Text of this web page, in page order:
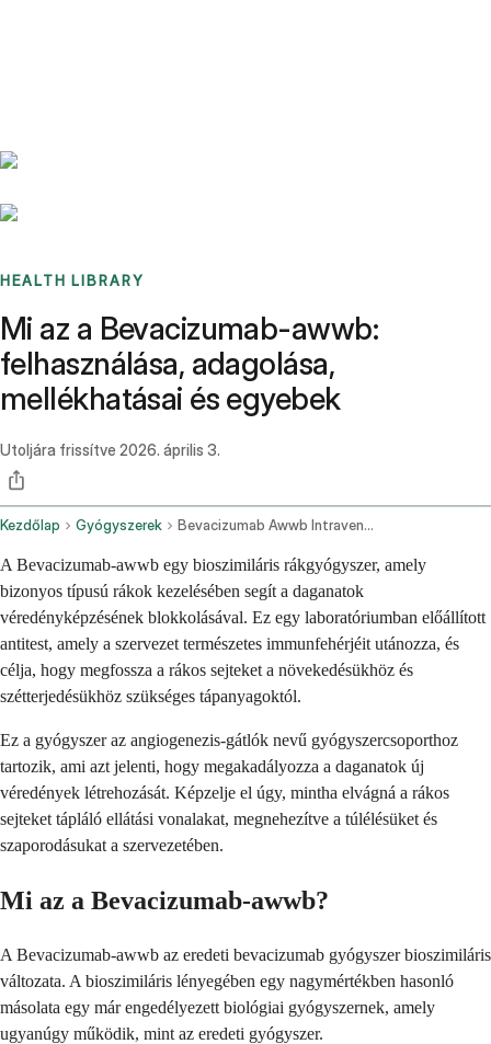
HEALTH LIBRARY
Mi az a Bevacizumab-awwb:
felhasználása, adagolása,
mellékhatásai és egyebek
Utoljára frissítve 2026. április 3.
Kezdőlap Gyógyszerek Bevacizumab Awwb Intravenous Route
A Bevacizumab-awwb egy bioszimiláris rákgyógyszer, amely
bizonyos típusú rákok kezelésében segít a daganatok
véredényképzésének blokkolásával. Ez egy laboratóriumban előállított
antitest, amely a szervezet természetes immunfehérjéit utánozza, és
célja, hogy megfossza a rákos sejteket a növekedésükhöz és
szétterjedésükhöz szükséges tápanyagoktól.
Ez a gyógyszer az angiogenezis-gátlók nevű gyógyszercsoporthoz
tartozik, ami azt jelenti, hogy megakadályozza a daganatok új
véredények létrehozását. Képzelje el úgy, mintha elvágná a rákos
sejteket tápláló ellátási vonalakat, megnehezítve a túlélésüket és
szaporodásukat a szervezetében.
Mi az a Bevacizumab-awwb?
A Bevacizumab-awwb az eredeti bevacizumab gyógyszer bioszimiláris
változata. A bioszimiláris lényegében egy nagymértékben hasonló
másolata egy már engedélyezett biológiai gyógyszernek, amely
ugyanúgy működik, mint az eredeti gyógyszer.